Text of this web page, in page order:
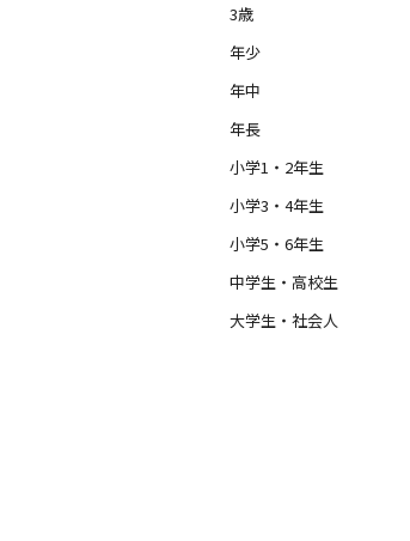
3歳
年少
年中
年長
小学1・2年生
小学3・4年生
小学5・6年生
中学生・高校生
大学生・社会人